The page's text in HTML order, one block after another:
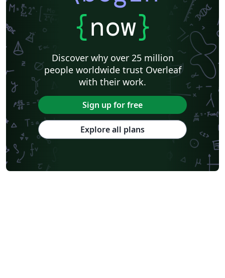
{now}
Discover why over 25 million
people worldwide trust Overleaf
with their work.
Sign up for free
Explore all plans